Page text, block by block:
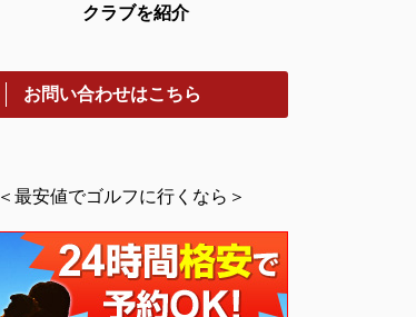
クラブを紹介
お問い合わせはこちら
＜最安値でゴルフに行くなら＞